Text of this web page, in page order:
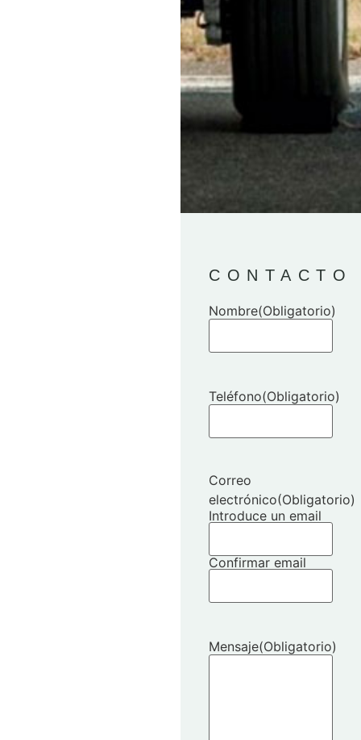
CONTACTO
Nombre(Obligatorio)
Teléfono(Obligatorio)
Correo
electrónico(Obligatorio)
Introduce un email
Confirmar email
Mensaje(Obligatorio)